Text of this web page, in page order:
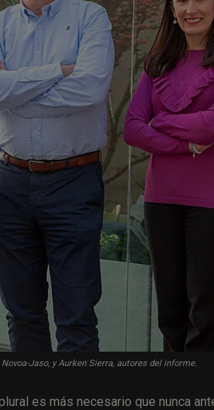
Jaso, y Aurken Sierra, autores del informe.
es más necesario que nunca